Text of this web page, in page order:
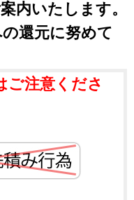
内いたします。
還元に努めて
ご注意くださ